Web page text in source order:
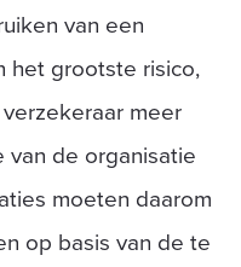
van een
het grootste risico,
meer
van de organisatie
moeten daarom
op basis van de te